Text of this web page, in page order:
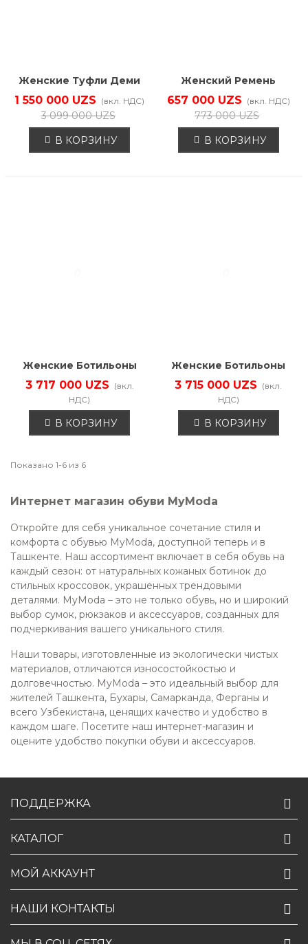
Женские Туфли Деми
EKONIKA EN00913CN-05-
BLACK-25W
1 550 000 UZS (вкл. НДС)
3 099 000 UZS
В КОРЗИНУ
Женский Ремень
EKONIKA EN32192-
BLACK-25W
657 000 UZS (вкл. НДС)
773 000 UZS
В КОРЗИНУ
Женские Ботильоны
Деми EKONIKA
EN00991CN-24-CAROB-
25W
3 717 000 UZS (вкл.
НДС)
В КОРЗИНУ
Женские Ботильоны
Деми EKONIKA
EN01133CN-20-BELUGA-
25W
3 715 000 UZS (вкл.
НДС)
В КОРЗИНУ
Показано 1-6 из 6
Интернет магазин обуви MyModa
Откройте для себя уникальное сочетание стиля и
комфорта с обувью MyModa, доступной теперь и в
Ташкенте. Наш ассортимент включает в себя обувь на
каждый сезон: от натуральных кожаных ботинок до
стильных кроссовок, украшенных трендовыми
деталями. MyModa – это не только обувь, но и широкий
выбор сумок, рюкзаков и аксессуаров, созданных для
подчеркивания вашего уникального стиля.
Наши товары, изготовленные из экологически чистых
материалов, отличаются износостойкостью и
долговечностью. MyModa – это идеальный выбор для
жителей Ташкента, Бухары, Самарканда, Ферганы и
всего Узбекистана, ценящих качество и удобство в
каждом шаге. Посетите наш интернет-магазин и
оцените удобство покупки обуви и аксессуаров.
ПОДДЕРЖКА
КАТАЛОГ
МОЙ АККАУНТ
НАШИ КОНТАКТЫ